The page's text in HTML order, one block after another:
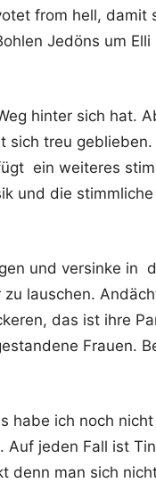
from hell, damit
Jedöns um
hinter sich hat.
sich treu
ein weiteres
und die
und versinke in
lauschen.
das ist ihre
Frauen.
habe ich noch
Auf jeden Fall ist
denn man sich